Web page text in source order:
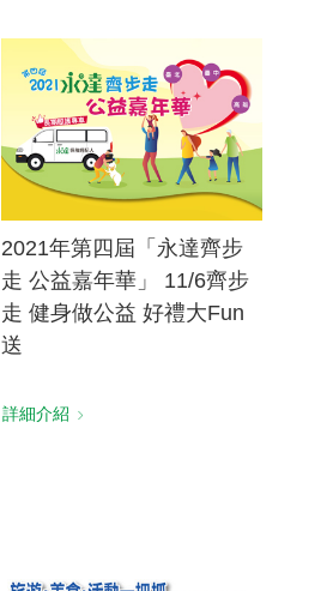
2021年第四屆「永達齊步
走 公益嘉年華」 11/6齊步
走 健身做公益 好禮大Fun
送
詳細介紹